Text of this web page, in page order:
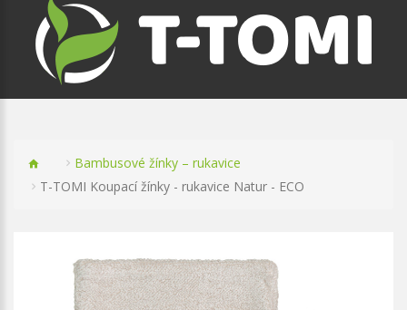
Bambusové žínky – rukavice
T-TOMI Koupací žínky - rukavice Natur - ECO